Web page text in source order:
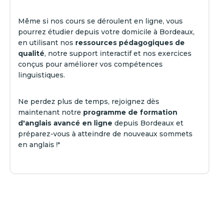
Même si nos cours se déroulent en ligne, vous
pourrez étudier depuis votre domicile à Bordeaux,
en utilisant nos ressources pédagogiques de
qualité, notre support interactif et nos exercices
conçus pour améliorer vos compétences
linguistiques.
Ne perdez plus de temps, rejoignez dès
maintenant notre programme de formation
d'anglais avancé en ligne depuis Bordeaux et
préparez-vous à atteindre de nouveaux sommets
en anglais !"